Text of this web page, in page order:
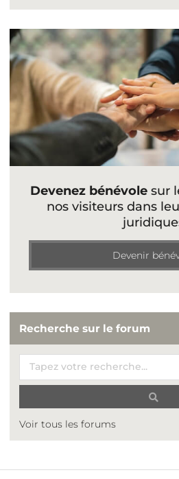
Devenez bénévolesur
nos visiteurs dans
Devenir
Recherche sur le forum
Voir tous les forums